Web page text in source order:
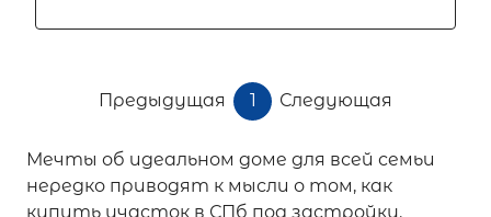
Предыдущая 1 Следующая
Мечты об идеальном доме для всей семьи
нередко приводят к мысли о том, как
купить участок в СПб под застройку.